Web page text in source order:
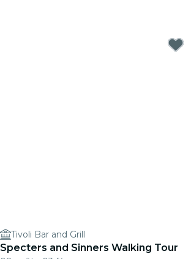
Tivoli Bar and Grill
Specters and Sinners Walking Tour